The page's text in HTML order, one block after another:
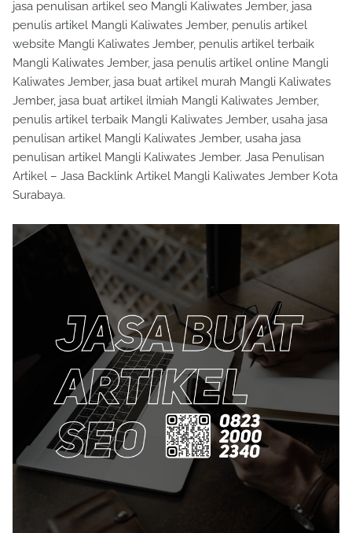
jasa penulisan artikel seo Mangli Kaliwates Jember, jasa
penulis artikel Mangli Kaliwates Jember, penulis artikel
website Mangli Kaliwates Jember, penulis artikel terbaik
Mangli Kaliwates Jember, jasa penulis artikel online Mangli
Kaliwates Jember, jasa buat artikel murah Mangli Kaliwates
Jember, jasa buat artikel ilmiah Mangli Kaliwates Jember,
penulis artikel terbaik Mangli Kaliwates Jember, usaha jasa
penulisan artikel Mangli Kaliwates Jember, usaha jasa
penulisan artikel Mangli Kaliwates Jember. Jasa Penulisan
Artikel – Jasa Backlink Artikel Mangli Kaliwates Jember Kota
Surabaya.